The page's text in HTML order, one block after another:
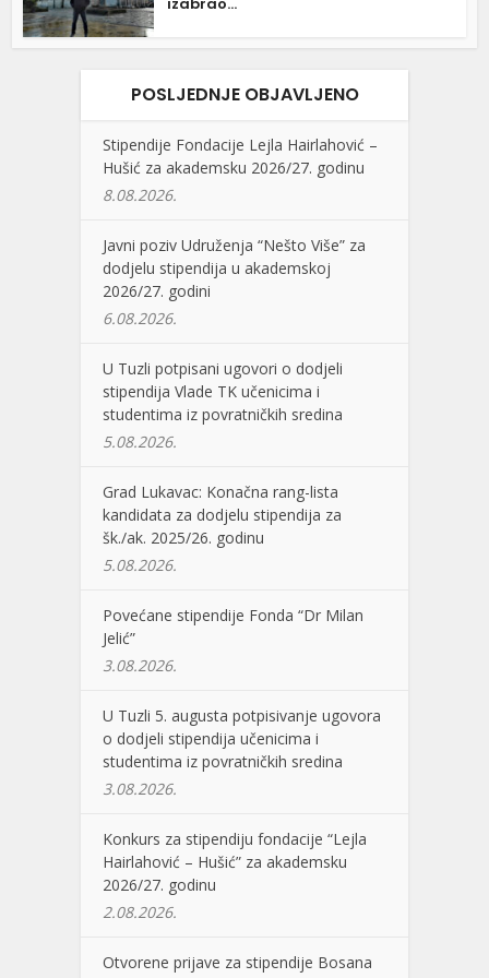
POSLJEDNJE OBJAVLJENO
Stipendije Fondacije Lejla Hairlahović –
Hušić za akademsku 2026/27. godinu
8.08.2026.
Javni poziv Udruženja “Nešto Više” za
dodjelu stipendija u akademskoj
2026/27. godini
6.08.2026.
U Tuzli potpisani ugovori o dodjeli
stipendija Vlade TK učenicima i
studentima iz povratničkih sredina
5.08.2026.
Grad Lukavac: Konačna rang-lista
kandidata za dodjelu stipendija za
šk./ak. 2025/26. godinu
5.08.2026.
Povećane stipendije Fonda “Dr Milan
Jelić”
3.08.2026.
U Tuzli 5. augusta potpisivanje ugovora
o dodjeli stipendija učenicima i
studentima iz povratničkih sredina
3.08.2026.
Konkurs za stipendiju fondacije “Lejla
Hairlahović – Hušić” za akademsku
2026/27. godinu
2.08.2026.
Otvorene prijave za stipendije Bosana